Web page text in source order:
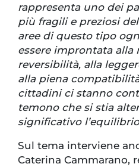
rappresenta uno dei
più fragili e preziosi
aree di questo tipo
essere improntata alla
reversibilità, alla
alla piena
cittadini ci stanno
temono che si stia
significativo
Sul tema interviene
Caterina Cammarano,